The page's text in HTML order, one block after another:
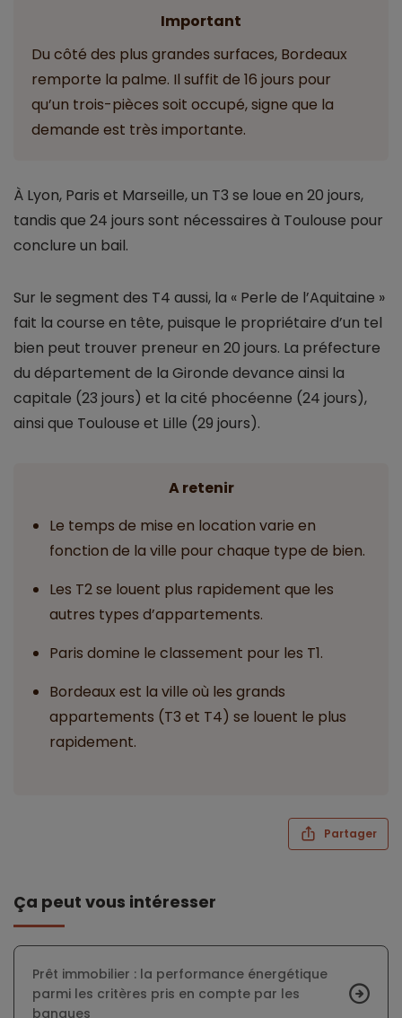
Important
Du côté des plus grandes surfaces, Bordeaux
remporte la palme. Il suffit de 16 jours pour
qu’un trois-pièces soit occupé, signe que la
demande est très importante.
À Lyon, Paris et Marseille, un T3 se loue en 20 jours,
tandis que 24 jours sont nécessaires à Toulouse pour
conclure un bail.
Sur le segment des T4 aussi, la « Perle de l’Aquitaine »
fait la course en tête, puisque le propriétaire d’un tel
bien peut trouver preneur en 20 jours. La préfecture
du département de la Gironde devance ainsi la
capitale (23 jours) et la cité phocéenne (24 jours),
ainsi que Toulouse et Lille (29 jours).
A retenir
Le temps de mise en location varie en
fonction de la ville pour chaque type de bien.
Les T2 se louent plus rapidement que les
autres types d’appartements.
Paris domine le classement pour les T1.
Bordeaux est la ville où les grands
appartements (T3 et T4) se louent le plus
rapidement.
Partager
Ça peut vous intéresser
Prêt immobilier : la performance énergétique
parmi les critères pris en compte par les
banques